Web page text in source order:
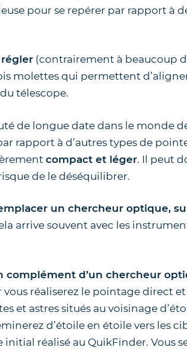
pour se repérer par rapport à
(contrairement à beaucoup
molettes qui permettent
télescope.
de longue date dans le monde
rapport à d’autres types de
compact et léger. Il peut
de le déséquilibrer.
un chercheur optique,
arrive souvent avec les
complément d’un chercheur
vous réaliserez le pointage direct
et astres situés au voisinage
d’étoile en étoile vers les
réalisé au QuikFinder. Vous